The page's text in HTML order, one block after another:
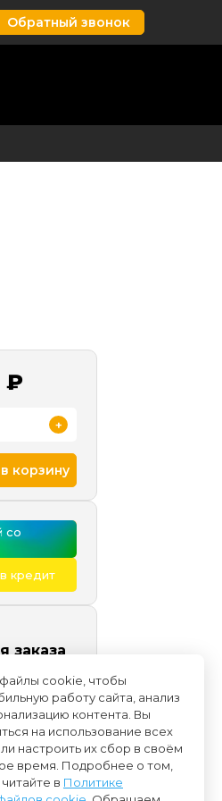
Обратный звонок
₽
+
корзину
со
кредит
заказа
и
с
cookie, чтобы
работу сайта, анализ
контента. Вы
на использование всех
настроить их сбор в своём
время. Подробнее о том,
в Политике